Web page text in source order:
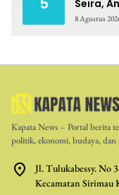
Seira,
8 Agustus
Kapata News – Portal berita
politik, ekonomi, budaya,
Jl. Tulukabessy. No
Kecamatan Sirimau